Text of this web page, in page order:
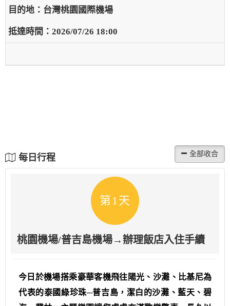
台灣桃園國際機場
2026/07/26 18:00
每日行程
第1天
桃園機場/普吉島機場→辦理飯店入住手續
今日於機場搭乘豪華客機飛往陽光、沙灘、比基尼為
代表的泰國綠珍珠─普吉島，潔白的沙灘、藍天、碧